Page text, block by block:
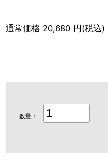
通常価格 20,680 円(税込)
数量：